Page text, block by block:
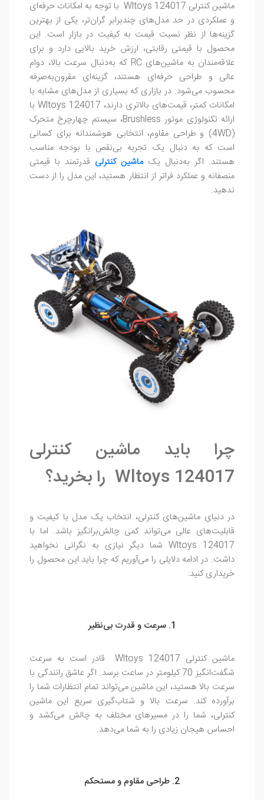
ماشین کنترلی Wltoys 124017 با توجه به امکانات حرفه‌ای
و عملکردی در حد مدل‌های چندبرابر گران‌تر، یکی از بهترین
گزینه‌ها از نظر نسبت قیمت به کیفیت در بازار است. این
محصول با قیمتی رقابتی، ارزش خرید بالایی دارد و برای
علاقه‌مندان به ماشین‌های RC که به‌دنبال سرعت بالا، دوام
عالی و طراحی حرفه‌ای هستند، گزینه‌ای مقرون‌به‌صرفه
محسوب می‌شود. در بازاری که بسیاری از مدل‌های مشابه با
امکانات کمتر، قیمت‌های بالاتری دارند، Wltoys 124017 با
ارائه تکنولوژی موتور Brushless، سیستم چهارچرخ متحرک
(4WD) و طراحی مقاوم، انتخابی هوشمندانه برای کسانی
است که به دنبال یک تجربه بی‌نقص با بودجه مناسب
هستند. اگر به‌دنبال یکماشین کنترلی قدرتمند با قیمتی
منصفانه و عملکرد فراتر از انتظار هستید، این مدل را از دست
ندهید.
چرا باید ماشین کنترلی
Wltoys 124017 را بخرید؟
در دنیای ماشین‌های کنترلی، انتخاب یک مدل با کیفیت و
قابلیت‌های عالی می‌تواند کمی چالش‌برانگیز باشد. اما با
Wltoys 124017 شما دیگر نیازی به نگرانی نخواهید
داشت. در ادامه دلایلی را می‌آوریم که چرا باید این محصول را
خریداری کنید:
1. سرعت و قدرت بی‌نظیر
ماشین کنترلی Wltoys 124017 قادر است به سرعت
شگفت‌انگیز 70 کیلومتر در ساعت برسد. اگر عاشق رانندگی با
سرعت بالا هستید، این ماشین می‌تواند تمام انتظارات شما را
برآورده کند. سرعت بالا و شتاب‌گیری سریع این ماشین
کنترلی، شما را در مسیرهای مختلف به چالش می‌کشد و
احساس هیجان زیادی را به شما می‌دهد.
2. طراحی مقاوم و مستحکم